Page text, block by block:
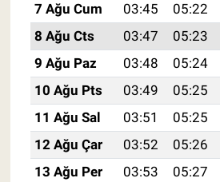
7 Ağu Cum
03:45 05:22
8 Ağu Cts
03:47 05:23
9 Ağu Paz
03:48 05:24
10 Ağu Pts
03:49 05:25
11 Ağu Sal
03:51 05:25
12 Ağu Çar
03:52 05:26
13 Ağu Per
03:53 05:27